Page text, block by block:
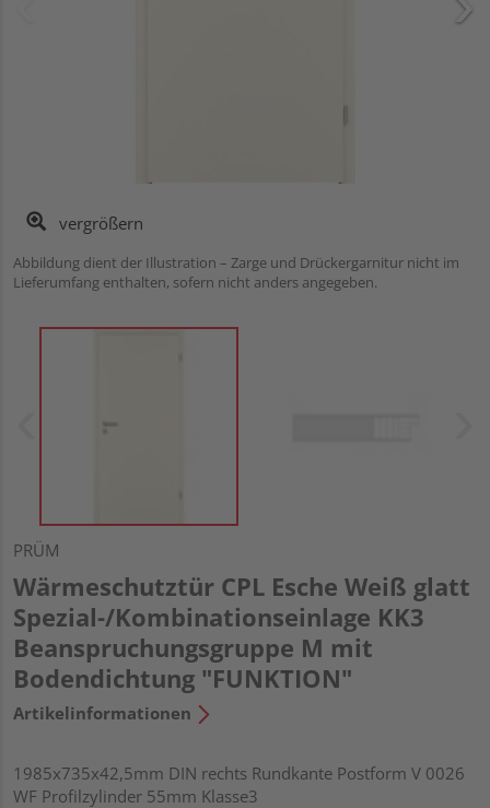
vergrößern
Abbildung dient der Illustration – Zarge und Drückergarnitur nicht im
Lieferumfang enthalten, sofern nicht anders angegeben.
PRÜM
Wärmeschutztür CPL Esche Weiß glatt
Spezial-/Kombinationseinlage KK3
Beanspruchungsgruppe M mit
Bodendichtung "FUNKTION"
Artikelinformationen
1985x735x42,5mm DIN rechts Rundkante Postform V 0026
WF Profilzylinder 55mm Klasse3